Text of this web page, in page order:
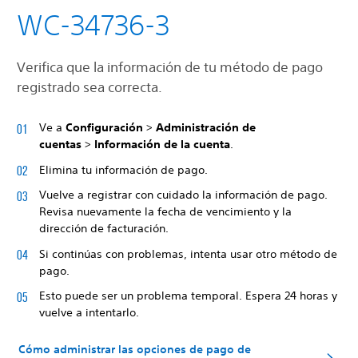
WC-34736-3
Verifica que la información de tu método de pago
registrado sea correcta.
Ve a Configuración > Administración de
cuentas > Información de la cuenta.
Elimina tu información de pago.
Vuelve a registrar con cuidado la información de pago.
Revisa nuevamente la fecha de vencimiento y la
dirección de facturación.
Si continúas con problemas, intenta usar otro método de
pago.
Esto puede ser un problema temporal. Espera 24 horas y
vuelve a intentarlo.
Cómo administrar las opciones de pago de